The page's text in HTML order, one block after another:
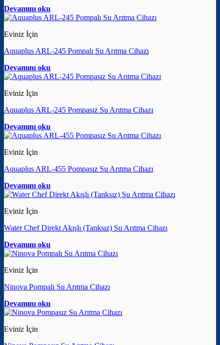
Devamını oku
Eviniz İçin
Aquaplus ARL-245 Pompalı Su Arıtma Cihazı
Devamını oku
Eviniz İçin
Aquaplus ARL-245 Pompasız Su Arıtma Cihazı
Devamını oku
Eviniz İçin
Aquaplus ARL-455 Pompasız Su Arıtma Cihazı
Devamını oku
Eviniz İçin
Water Chef Direkt Akışlı (Tanksız) Su Arıtma Cihazı
Devamını oku
Eviniz İçin
Ninova Pompalı Su Arıtma Cihazı
Devamını oku
Eviniz İçin